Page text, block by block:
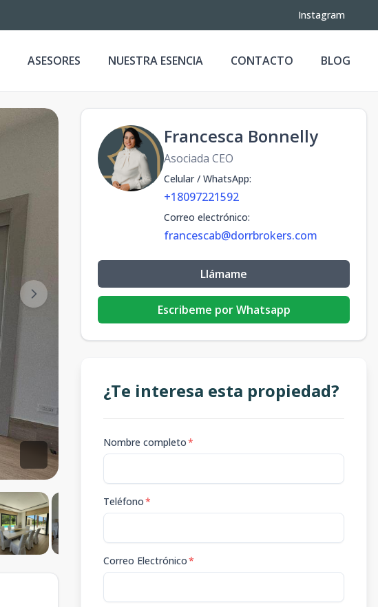
Instagram
ASESORES NUESTRA ESENCIA CONTACTO BLOG
Francesca Bonnelly
Asociada CEO
Celular / WhatsApp:
+18097221592
Correo electrónico:
francescab@dorrbrokers.com
Llámame
Escribeme por Whatsapp
¿Te interesa esta propiedad?
Nombre completo*
Teléfono*
Correo Electrónico*